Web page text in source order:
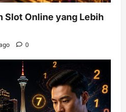
Slot Online yang Lebih
0